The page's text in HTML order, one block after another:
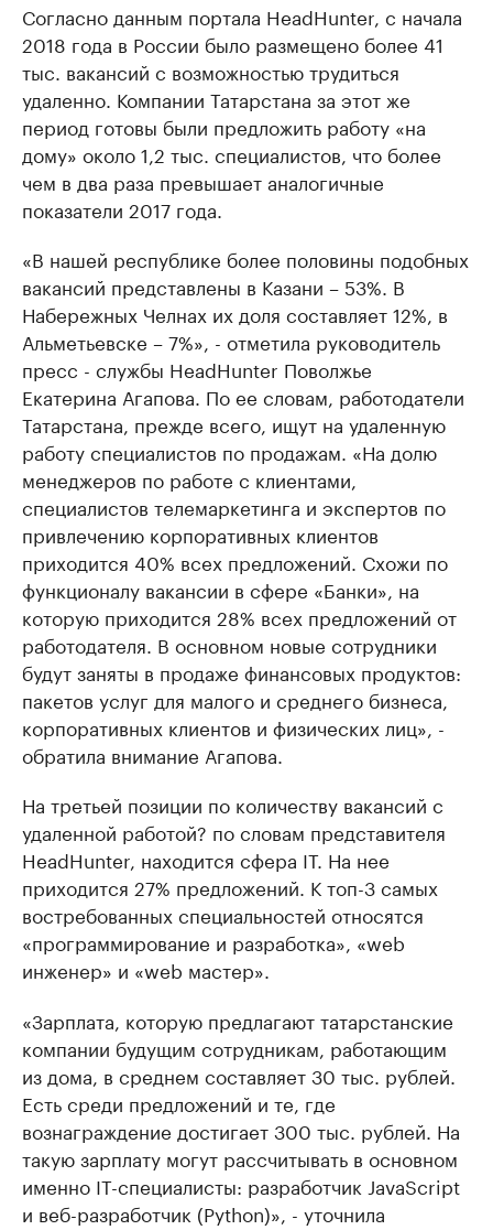
Согласно данным портала HeadHunter, с начала
2018 года в России было размещено более 41
тыс. вакансий с возможностью трудиться
удаленно. Компании Татарстана за этот же
период готовы были предложить работу «на
дому» около 1,2 тыс. специалистов, что более
чем в два раза превышает аналогичные
показатели 2017 года.
«В нашей республике более половины подобных
вакансий представлены в Казани – 53%. В
Набережных Челнах их доля составляет 12%, в
Альметьевске – 7%», - отметила руководитель
пресс - службы HeadHunter Поволжье
Екатерина Агапова. По ее словам, работодатели
Татарстана, прежде всего, ищут на удаленную
работу специалистов по продажам. «На долю
менеджеров по работе с клиентами,
специалистов телемаркетинга и экспертов по
привлечению корпоративных клиентов
приходится 40% всех предложений. Схожи по
функционалу вакансии в сфере «Банки», на
которую приходится 28% всех предложений от
работодателя. В основном новые сотрудники
будут заняты в продаже финансовых продуктов:
пакетов услуг для малого и среднего бизнеса,
корпоративных клиентов и физических лиц», -
обратила внимание Агапова.
На третьей позиции по количеству вакансий с
удаленной работой? по словам представителя
HeadHunter, находится сфера IT. На нее
приходится 27% предложений. К топ-3 самых
востребованных специальностей относятся
«программирование и разработка», «web
инженер» и «web мастер».
«Зарплата, которую предлагают татарстанские
компании будущим сотрудникам, работающим
из дома, в среднем составляет 30 тыс. рублей.
Есть среди предложений и те, где
вознаграждение достигает 300 тыс. рублей. На
такую зарплату могут рассчитывать в основном
именно IT-специалисты: разработчик JavaScript
и веб-разработчик (Python)», - уточнила